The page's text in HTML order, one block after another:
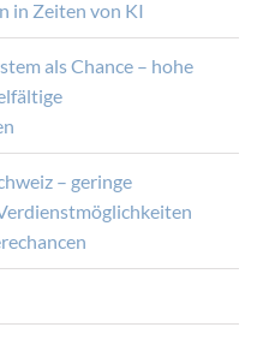
in Zeiten von KI
als Chance – hohe
– geringe